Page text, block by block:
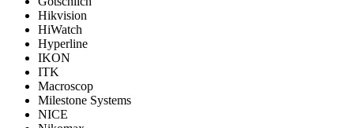
Hikvision
HiWatch
Hyperline
IKON
ITK
Macroscop
Milestone Systems
NICE